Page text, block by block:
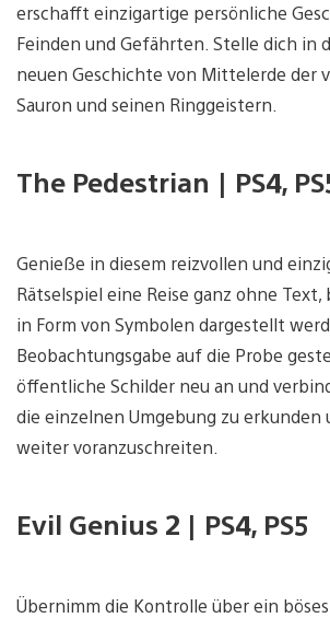
erschafft einzigartige persönliche
Feinden und Gefährten. Stelle dich in
neuen Geschichte von Mittelerde der
Sauron und seinen Ringgeistern.
The Pedestrian | PS4,
Genieße in diesem reizvollen und
Rätselspiel eine Reise ganz ohne Text,
in Form von Symbolen dargestellt
Beobachtungsgabe auf die Probe
öffentliche Schilder neu an und
die einzelnen Umgebung zu erkunden
weiter voranzuschreiten.
Evil Genius 2 | PS4, PS5
Übernimm die Kontrolle über ein